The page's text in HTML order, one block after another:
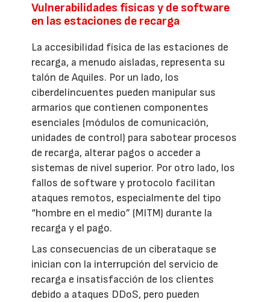
Vulnerabilidades físicas y de software
en las estaciones de recarga
La accesibilidad física de las estaciones de
recarga, a menudo aisladas, representa su
talón de Aquiles. Por un lado, los
ciberdelincuentes pueden manipular sus
armarios que contienen componentes
esenciales (módulos de comunicación,
unidades de control) para sabotear procesos
de recarga, alterar pagos o acceder a
sistemas de nivel superior. Por otro lado, los
fallos de software y protocolo facilitan
ataques remotos, especialmente del tipo
“hombre en el medio” (MITM) durante la
recarga y el pago.
Las consecuencias de un ciberataque se
inician con la interrupción del servicio de
recarga e insatisfacción de los clientes
debido a ataques DDoS, pero pueden